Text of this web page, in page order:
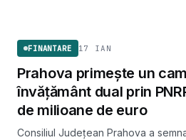
FINANTARE 17 IAN
Prahova primește un
învățământ dual prin
de milioane de euro
Consiliul Județean Prahova a